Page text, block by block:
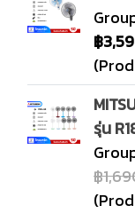
฿
รุ่น
฿